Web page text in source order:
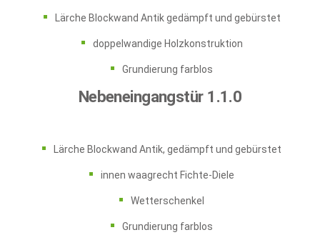
Lärche Blockwand Antik gedämpft und gebürstet
doppelwandige Holzkonstruktion
Grundierung farblos
Nebeneingangstür 1.1.0
Lärche Blockwand Antik, gedämpft und gebürstet
innen waagrecht Fichte-Diele
Wetterschenkel
Grundierung farblos